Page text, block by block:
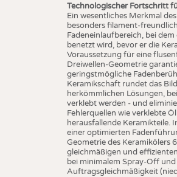
Technologischer Fortschritt
Ein wesentliches Merkmal
besonders filament-
Fadeneinlaufbereich, bei dem
benetzt wird, bevor er die
Voraussetzung für eine
Dreiwellen-Geometrie
geringstmögliche
Keramikschaft rundet das
herkömmlichen Lösungen,
verklebt werden - und
Fehlerquellen wie verklebte
herausfallende Keramikteile.
einer optimierten
Geometrie des Keramikölers
gleichmäßigen und
bei minimalem Spray-Off
Auftragsgleichmäßigkeit